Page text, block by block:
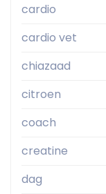
cardio
cardio vet
chiazaad
citroen
coach
creatine
dag